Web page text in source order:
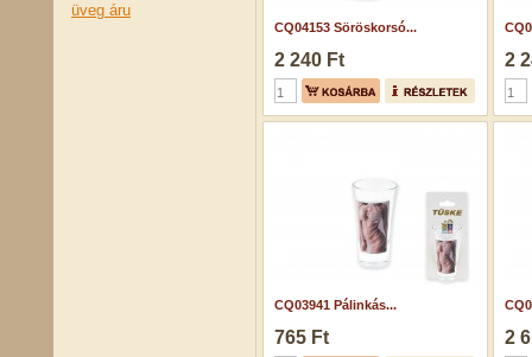
üveg áru
CQ04153 Söröskorsó...
2 240 Ft 2
CQ03941 Pálinkás...
765 Ft 2